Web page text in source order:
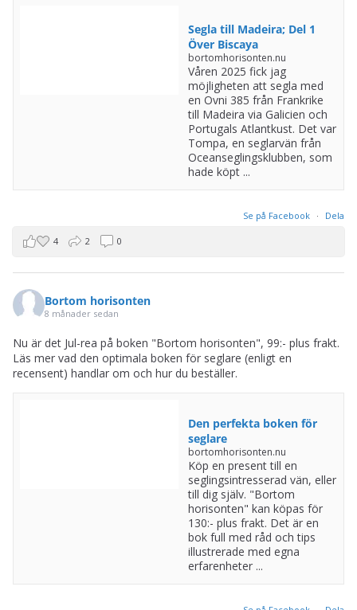
Segla till Madeira; Del 1
Över Biscaya
bortomhorisonten.nu
Våren 2025 fick jag
möjligheten att segla med
en Ovni 385 från Frankrike
till Madeira via Galicien och
Portugals Atlantkust. Det var
Tompa, en seglarvän från
Oceanseglingsklubben, som
hade köpt ...
Se på Facebook · Dela
4 2 0
Bortom horisonten
8 månader sedan
Nu är det Jul-rea på boken "Bortom horisonten", 99:- plus frakt.
Läs mer vad den optimala boken för seglare (enligt en
recensent) handlar om och hur du beställer.
Den perfekta boken för
seglare
bortomhorisonten.nu
Köp en present till en
seglingsintresserad vän, eller
till dig själv. "Bortom
horisonten" kan köpas för
130:- plus frakt. Det är en
bok full med råd och tips
illustrerade med egna
erfarenheter ...